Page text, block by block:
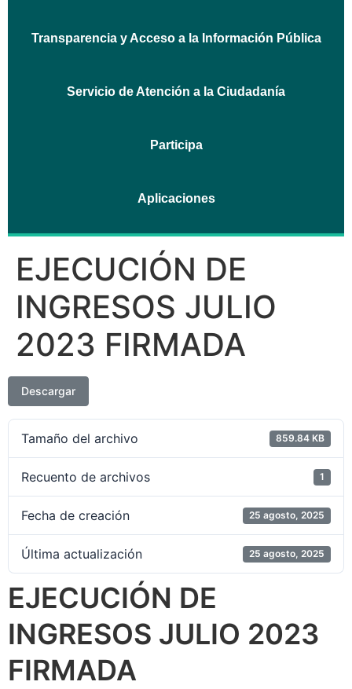
Transparencia y Acceso a la Información Pública
Servicio de Atención a la Ciudadanía
Participa
Aplicaciones
EJECUCIÓN DE
INGRESOS JULIO
2023 FIRMADA
Descargar
Tamaño del archivo 859.84 KB
Recuento de archivos 1
Fecha de creación 25 agosto, 2025
Última actualización 25 agosto, 2025
EJECUCIÓN DE
INGRESOS JULIO 2023
FIRMADA